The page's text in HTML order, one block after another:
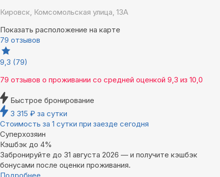
Кировск, Комсомольская улица, 13А
Показать расположение на карте
79 отзывов
9,3 (79)
79 отзывов о проживании со средней оценкой 9,3 из 10,0
Быстрое бронирование
3 315 ₽ за сутки
Стоимость за 1 сутки при заезде сегодня
Суперхозяин
Кэшбэк до 4%
Забронируйте до 31 августа 2026 — и получите кэшбэк
бонусами после оценки проживания.